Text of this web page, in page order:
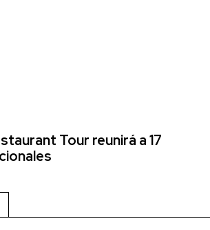
Tour reunirá a 17